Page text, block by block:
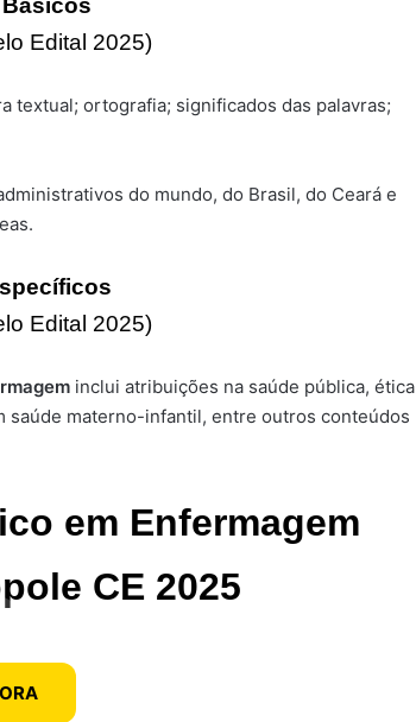
Edital 2025)
textual; ortografia; significados das palavras;
do mundo, do Brasil, do Ceará e
Edital 2025)
inclui atribuições na saúde pública, ética
saúde materno-infantil, entre outros conteúdos
em Enfermagem
CE 2025